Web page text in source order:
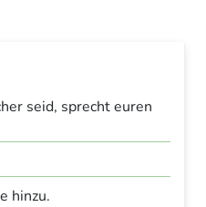
seid, sprecht euren
hinzu.